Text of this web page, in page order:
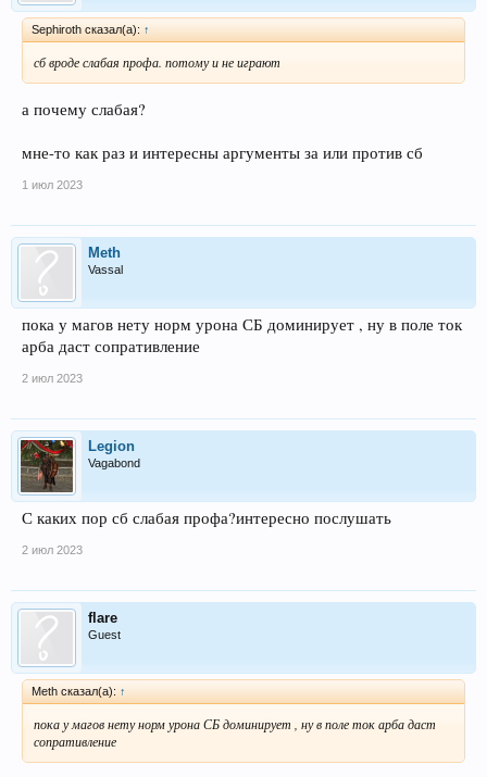
Sephiroth сказал(а): ↑
сб вроде слабая профа. потому и не играют
а почему слабая?
мне-то как раз и интересны аргументы за или против сб
1 июл 2023
Meth
Vassal
пока у магов нету норм урона СБ доминирует , ну в поле ток
арба даст сопративление
2 июл 2023
Legion
Vagabond
С каких пор сб слабая профа?интересно послушать
2 июл 2023
flare
Guest
Meth сказал(а): ↑
пока у магов нету норм урона СБ доминирует , ну в поле ток арба даст
сопративление